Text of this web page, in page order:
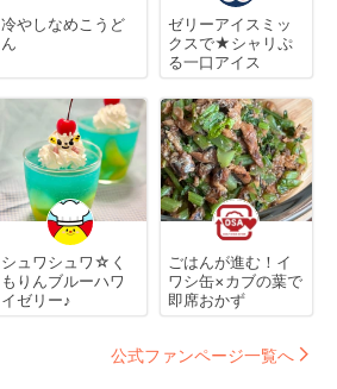
冷やしなめこうど
ん
ゼリーアイスミッ
クスで★シャリぷ
る一口アイス
シュワシュワ☆く
もりんブルーハワ
イゼリー♪
ごはんが進む！イ
ワシ缶×カブの葉で
即席おかず
公式ファンページ一覧へ